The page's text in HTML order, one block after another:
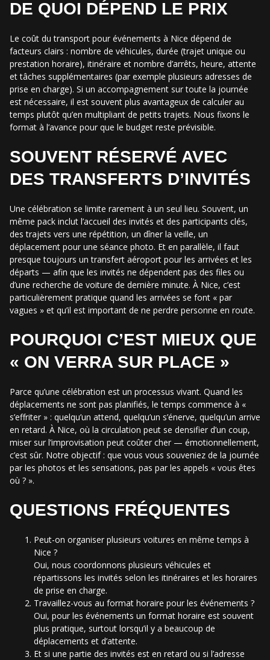
DE QUOI DÉPEND LE PRIX
Le coût du transport pour événements à Nice dépend de
facteurs clairs : nombre de véhicules, durée (trajet unique ou
prestation horaire), itinéraire et nombre d’arrêts, heure, attente
et tâches supplémentaires (par exemple plusieurs adresses de
prise en charge). Si un accompagnement sur toute la journée
est nécessaire, il est souvent plus avantageux de calculer au
temps plutôt qu’en multipliant de petits trajets. Nous fixons le
format à l’avance pour que le budget reste prévisible.
SOUVENT RÉSERVÉ AVEC
DES TRANSFERTS D’INVITÉS
Une célébration se limite rarement à un seul lieu. Souvent, un
même pack inclut l’accueil des invités et des participants clés,
des trajets vers une répétition, un dîner la veille, un
déplacement pour une séance photo. Et en parallèle, il faut
presque toujours un transfert aéroport pour les arrivées et les
départs — afin que les invités ne dépendent pas des files ou
d’une recherche de voiture de dernière minute. À Nice, c’est
particulièrement pratique quand les arrivées se font « par
vagues » et qu’il est important de ne perdre personne en route.
POURQUOI C’EST MIEUX QUE
« ON VERRA SUR PLACE »
Parce qu’une célébration est un processus vivant. Quand les
déplacements ne sont pas planifiés, le temps commence à «
s’effriter » : quelqu’un attend, quelqu’un s’énerve, quelqu’un arrive
en retard. À Nice, où la circulation peut se densifier d’un coup,
miser sur l’improvisation peut coûter cher — émotionnellement,
c’est sûr. Notre objectif : que vous vous souveniez de la journée
par les photos et les sensations, pas par les appels « vous êtes
où ? ».
QUESTIONS FRÉQUENTES
Peut-on organiser plusieurs voitures en même temps à
Nice ?
Oui, nous coordonnons plusieurs véhicules et
répartissons les invités selon les itinéraires et les horaires
de prise en charge.
Travaillez-vous au format horaire pour les événements ?
Oui, pour les événements un format horaire est souvent
plus pratique, surtout lorsqu’il y a beaucoup de
déplacements et d’attente.
Et si une partie des invités est en retard ou si l’adresse